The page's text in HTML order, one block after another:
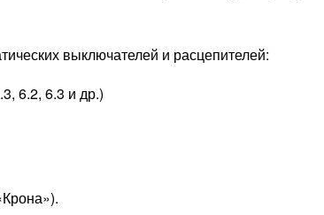
выключателей и расцепителей:
6.2, 6.3 и др.)